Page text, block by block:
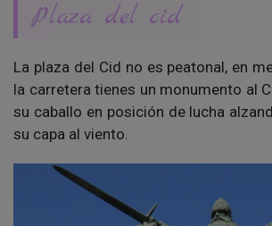
Plaza del cid
La plaza del Cid no es peatonal, en
la carretera tienes un monumento al
su caballo en posición de lucha
su capa al viento.